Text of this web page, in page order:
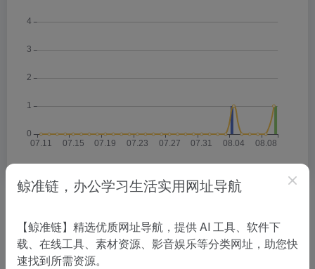
没有相关内容!
鲸准链，办公学习生活实用网址导航
【鲸准链】精选优质网址导航，提供 AI 工具、软件下
载、在线工具、素材资源、影音娱乐等分类网址，助您快
速找到所需资源。